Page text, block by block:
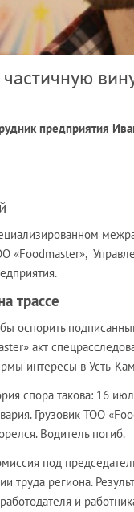
предприятия
«Foodmaster»,
трассе
оспорить
акт
интересы в Усть-
спора такова: 16
Грузовик ТОО
Водитель погиб.
под
труда региона.
и